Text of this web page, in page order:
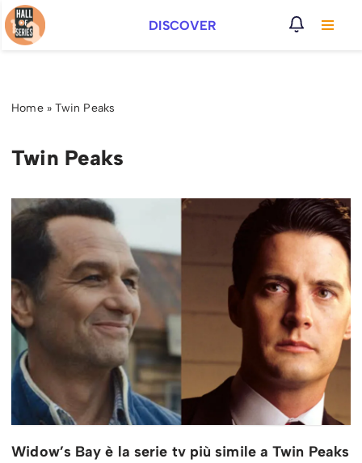
Vai
DISCOVER
Home» Twin Peaks
Twin Peaks
Widow’s Bay è la serie tv più simile a Twin Peaks